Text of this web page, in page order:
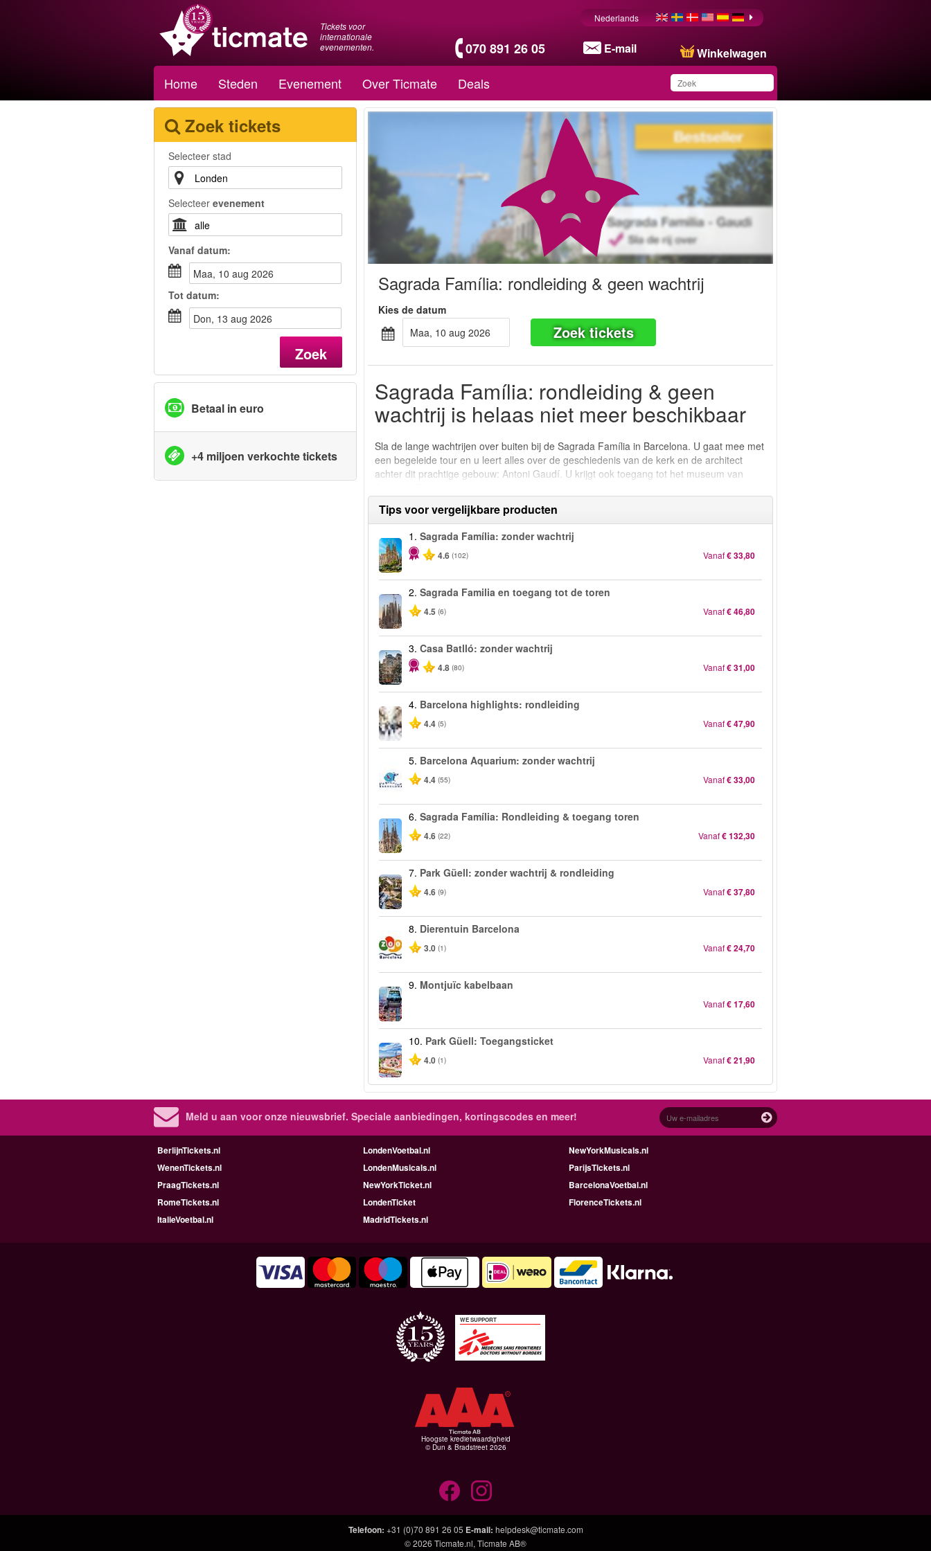
Tickets voor
internationale
evenementen.
070 891 26 05 E-mail Winkelwagen
Nederlands
Home Steden Evenement Over Ticmate Deals
Dit product is
toegevoegd aan uw
wensenlijst.
Zoek tickets
Selecteer stad
Selecteer evenement
Vanaf datum:
maa, 10 aug 2026
Tot datum:
don, 13 aug 2026
Zoek
Betaal in euro
+4 miljoen verkochte tickets
Sagrada Família: rondleiding & geen wachtrij
Kies de datum
maa, 10 aug 2026
Zoek tickets
Sagrada Família: rondleiding & geen
wachtrij is helaas niet meer beschikbaar
Sla de lange wachtrijen over buiten bij de Sagrada Família in Barcelona. U gaat mee met
een begeleide tour en u leert alles over de geschiedenis van de kerk en de architect
achter dit prachtige gebouw: Antoni Gaudí. U krijgt ook toegang tot het museum van
Tips voor vergelijkbare producten
1.Sagrada Família: zonder wachtrij
4.6 (102) Vanaf€ 33,80
2.Sagrada Familia en toegang tot de toren
4.5 (6) Vanaf€ 46,80
3.Casa Batlló: zonder wachtrij
4.8 (80) Vanaf€ 31,00
4. Barcelona highlights: rondleiding
4.4 (5) Vanaf€ 47,90
5. Barcelona Aquarium: zonder wachtrij
4.4 (55) Vanaf€ 33,00
6.Sagrada Família: Rondleiding & toegang toren
4.6 (22) Vanaf€ 132,30
7. Park Güell: zonder wachtrij & rondleiding
4.6 (9) Vanaf€ 37,80
8. Dierentuin Barcelona
3.0 (1) Vanaf€ 24,70
9. Montjuïc kabelbaan
Vanaf€ 17,60
10. Park Güell: Toegangsticket
4.0 (1) Vanaf€ 21,90
Meld u aan voor onze nieuwsbrief. Speciale aanbiedingen, kortingscodes en meer!
BerlijnTickets.nl LondenVoetbal.nl
NewYorkMusicals.nl
WenenTickets.nl
LondenMusicals.nl
ParijsTickets.nl
PraagTickets.nl
NewYorkTicket.nl
BarcelonaVoetbal.nl
RomeTickets.nl
LondenTicket
FlorenceTickets.nl
ItalieVoetbal.nl
MadridTickets.nl
WE SUPPORT
Hoogste kredietwaardigheid
© Dun & Bradstreet 2026
Telefoon: +31 (0)70 891 26 05 E-mail: helpdesk@ticmate.com
© 2026 Ticmate.nl, Ticmate AB®